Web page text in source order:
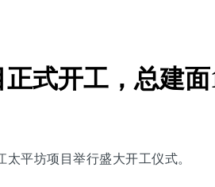
式开工，总建面
平坊项目举行盛大开工仪式。